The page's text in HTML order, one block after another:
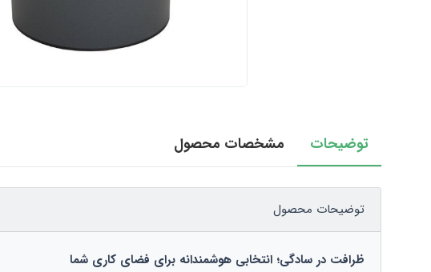
توضیحات مشخصات محصول
توضیحات محصول
ظرافت در سادگی؛ انتخابی هوشمندانه برای فضای کاری شما